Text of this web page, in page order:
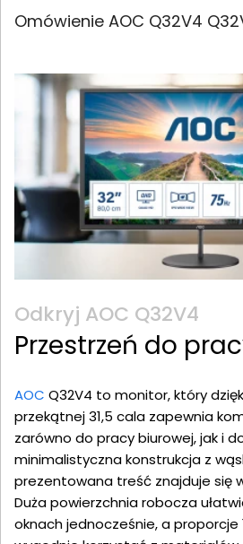
Omówienie AOC Q32V4
Odkryj AOC Q32V4
Przestrzeń do
AOC Q32V4 to monitor, który
przekątnej 31,5 cala zapewnia
zarówno do pracy biurowej, jak i
minimalistyczna konstrukcja z
prezentowana treść znajduje się
Duża powierzchnia robocza
oknach jednocześnie, a proporcje